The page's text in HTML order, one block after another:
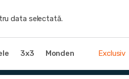
data selectată.
3x3 Monden Exclusiv